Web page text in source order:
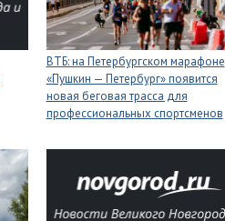
ВТБ: на Петербургском марафоне
«Пушкин — Петербург» появится
новая беговая трасса для
профессиональных спортсменов